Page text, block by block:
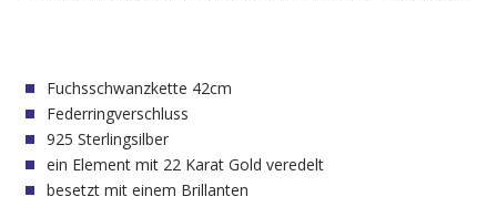
Fuchsschwanzkette 42cm
Federringverschluss
925 Sterlingsilber
ein Element mit 22 Karat Gold veredelt
besetzt mit einem Brillanten